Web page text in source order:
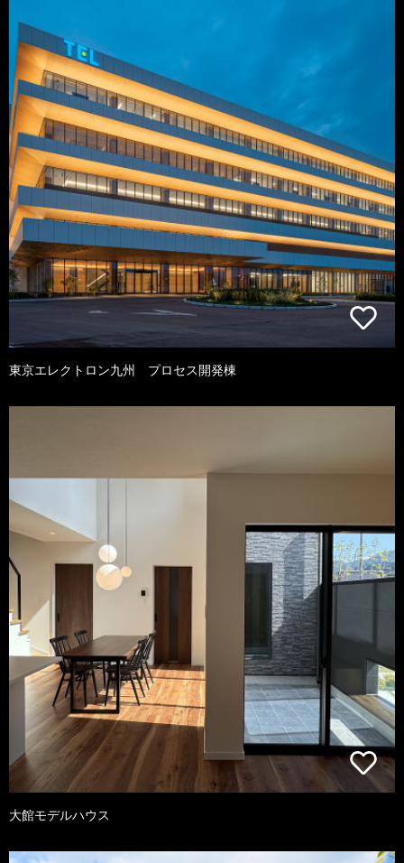
東京エレクトロン九州 プロセス開発棟
大館モデルハウス